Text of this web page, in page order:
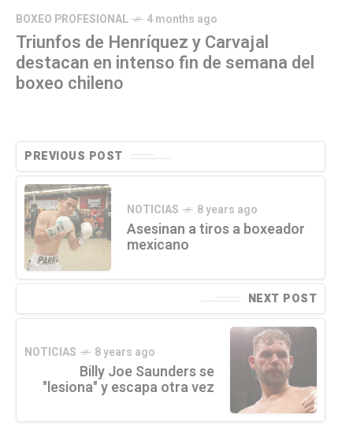
BOXEO PROFESIONAL 4 months ago
Triunfos de Henríquez y Carvajal
destacan en intenso fin de semana del
boxeo chileno
PREVIOUS POST
NOTICIAS 8 years ago
Asesinan a tiros a boxeador
mexicano
NEXT POST
NOTICIAS 8 years ago
Billy Joe Saunders se
"lesiona" y escapa otra vez